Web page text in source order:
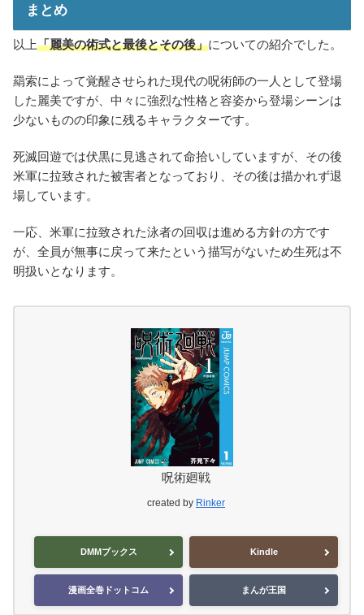
まとめ
以上「麗美の術式と最後とその後」についての紹介でした。
羂索によって覚醒させられた現代の呪術師の一人として登場
した麗美ですが、中々に強烈な性格と容姿から登場シーンは
少ないものの印象に残るキャラクターです。
死滅回遊では伏黒に見逃されて命拾いしていますが、その後
米軍に拉致された被害者となっており、その後は描かれず退
場しています。
一応、米軍に拉致された泳者の回収は進める方針の方です
が、全員が無事に戻って来たという描写がないため生死は不
明扱いとなります。
呪術廻戦
created by Rinker
DMMブックス Kindle
漫画全巻ドットコム まんが王国